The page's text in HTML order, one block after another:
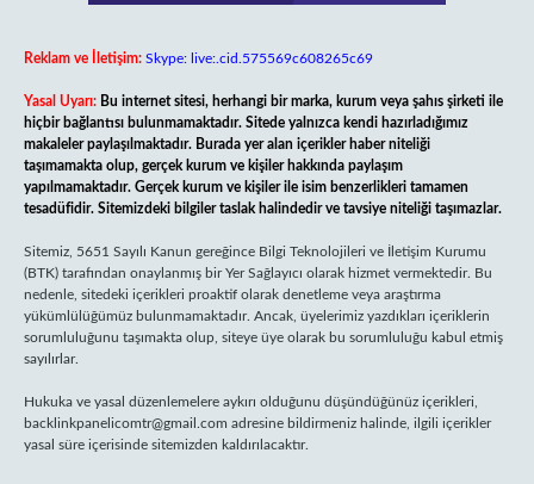
Reklam ve İletişim: Skype: live:.cid.575569c608265c69
Yasal Uyarı: Bu internet sitesi, herhangi bir marka, kurum veya şahıs şirketi ile
hiçbir bağlantısı bulunmamaktadır. Sitede yalnızca kendi hazırladığımız
makaleler paylaşılmaktadır. Burada yer alan içerikler haber niteliği
taşımamakta olup, gerçek kurum ve kişiler hakkında paylaşım
yapılmamaktadır. Gerçek kurum ve kişiler ile isim benzerlikleri tamamen
tesadüfidir. Sitemizdeki bilgiler taslak halindedir ve tavsiye niteliği taşımazlar.
Sitemiz, 5651 Sayılı Kanun gereğince Bilgi Teknolojileri ve İletişim Kurumu
(BTK) tarafından onaylanmış bir Yer Sağlayıcı olarak hizmet vermektedir. Bu
nedenle, sitedeki içerikleri proaktif olarak denetleme veya araştırma
yükümlülüğümüz bulunmamaktadır. Ancak, üyelerimiz yazdıkları içeriklerin
sorumluluğunu taşımakta olup, siteye üye olarak bu sorumluluğu kabul etmiş
sayılırlar.
Hukuka ve yasal düzenlemelere aykırı olduğunu düşündüğünüz içerikleri,
backlinkpanelicomtr@gmail.com adresine bildirmeniz halinde, ilgili içerikler
yasal süre içerisinde sitemizden kaldırılacaktır.